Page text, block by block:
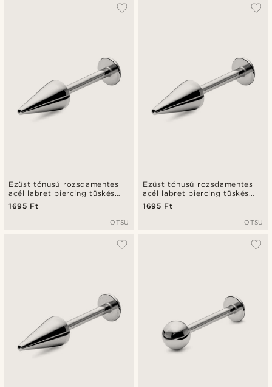
Ezüst tónusú rozsdamentes
acél labret piercing tüskés
véggel - 10 mm
1695 Ft
OTSU
Ezüst tónusú rozsdamentes
acél labret piercing tüskés
véggel - 6 mm
1695 Ft
OTSU